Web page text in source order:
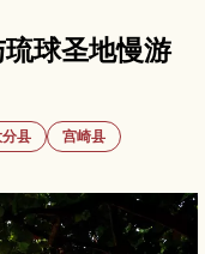
球圣地慢游
县
宫崎县